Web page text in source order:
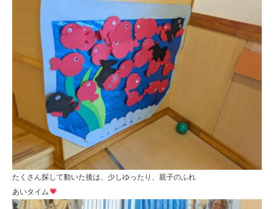
たくさん探して動いた後は、少しゆったり、親子のふれ
あいタイム